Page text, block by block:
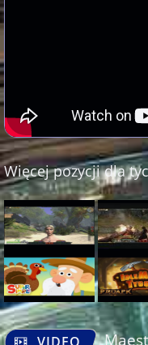
Więcej pozycji dla